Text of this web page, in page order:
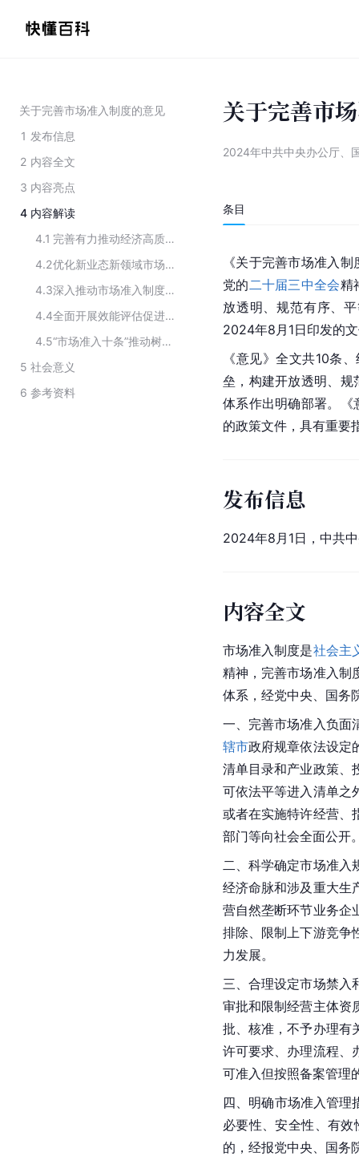
关于完善市场准入制度的意见
1 发布信息
2 内容全文
3 内容亮点
4 内容解读
4.1
完善有力推动经济高质量发展的市场准入制度
4.2
优化新业态新领域市场准入环境
4.3
深入推动市场准入制度不断完善
4.4
全面开展效能评估促进市场准入制度不断完善
4.5
“市场准入十条”推动树立监管新理念
5 社会意义
6 参考资料
关于完善市
2024年中共中央办公厅、
条目
《关于完善市场准入
党的 二十届三中全会精
放透明、规范有序、
2024年8月1日印发的
《意见》全文共10条
垒，构建开放透明、规
体系作出明确部署。《
的政策文件，具有重要
发布信息
2024年8月1日，中共
内容全文
市场准入制度是社会主
精神，完善市场准入制
体系，经党中央、国务
一、完善市场准入负面
辖市政府规章依法设定
清单目录和产业政策、
可依法平等进入清单之
或者在实施特许经营、
部门等向社会全面公开
二、科学确定市场准入
经济命脉和涉及重大生
营自然垄断环节业务企
排除、限制上下游竞争
力发展。
三、合理设定市场禁入
审批和限制经营主体资
批、核准，不予办理有
许可要求、办理流程、
可准入但按照备案管理
四、明确市场准入管理
必要性、安全性、有
的，经报党中央、国务